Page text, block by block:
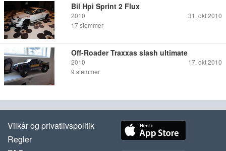
Bil Hpi Sprint 2 Flux
2010
31. okt 2010
17 stemmer
Off-Roader Traxxas slash ultimate
2010
17. okt 2010
9 stemmer
Vilkår og privatlivspolitik
Regler